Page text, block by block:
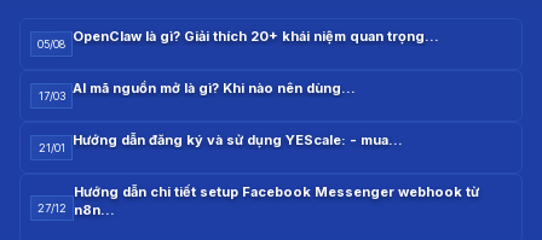
05/08 OpenClaw là gì? Giải thích 20+ khái niệm quan trọng…
17/03 AI mã nguồn mở là gì? Khi nào nên dùng…
21/01 Hướng dẫn đăng ký và sử dụng YEScale: - mua…
27/12
Hướng dẫn chi tiết setup Facebook Messenger webhook từ
n8n…